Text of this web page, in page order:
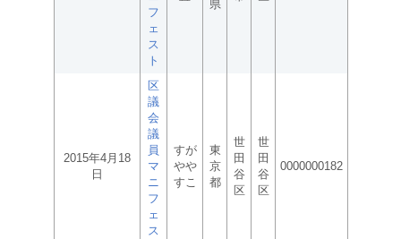
フ
ェ
ス
ト
県
2015年4月18
日
区
議
会
議
員
マ
ニ
フ
ェ
ス
すが
やや
すこ
東
京
都
世
田
谷
区
世
田
谷
区
0000000182